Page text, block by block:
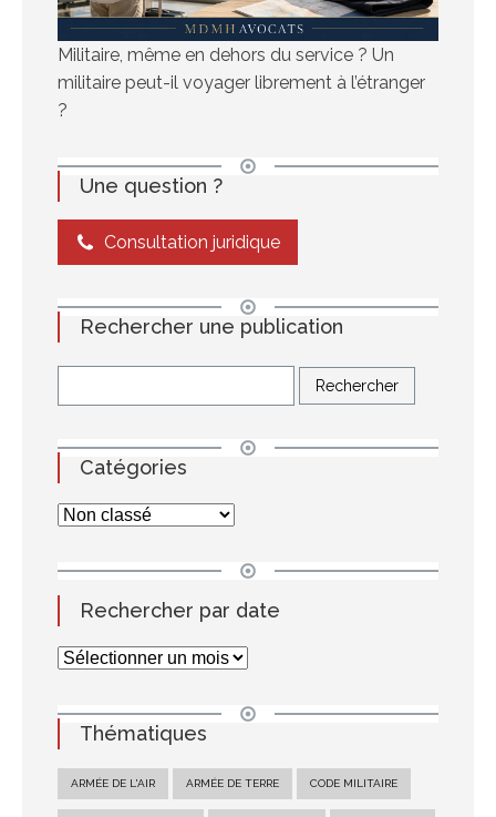
Militaire, même en dehors du service ? Un
militaire peut-il voyager librement à l’étranger
?
Une question ?
Consultation juridique
Rechercher une publication
Catégories
Rechercher par date
Thématiques
ARMÉE DE L'AIR ARMÉE DE TERRE CODE MILITAIRE